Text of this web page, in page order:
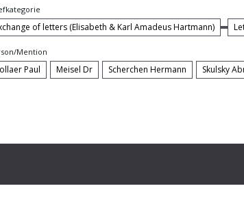
of letters (Elisabeth & Karl Amadeus Hartmann)
Mention
Paul Meisel Dr Scherchen Hermann Skulsky